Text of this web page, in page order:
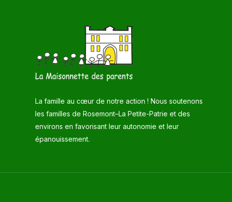
La famille au cœur de notre action ! Nous soutenons
les familles de Rosemont–La Petite-Patrie et des
environs en favorisant leur autonomie et leur
épanouissement.